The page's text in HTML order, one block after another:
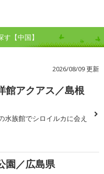
【中国】
2026/08/09 更新
館アクアス／島根
水族館でシロイルカに会え
園／広島県